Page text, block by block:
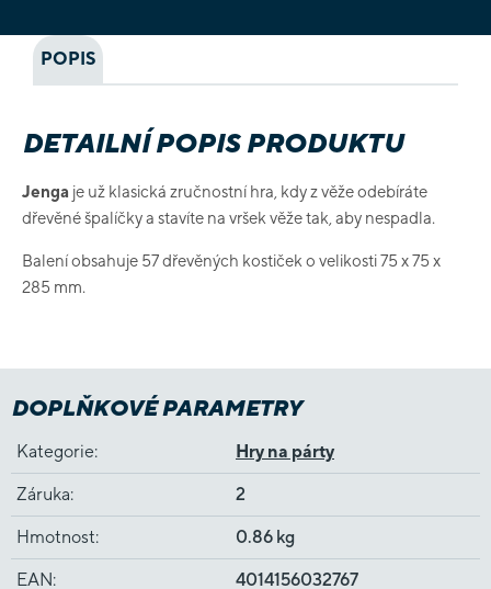
POPIS
DETAILNÍ POPIS PRODUKTU
Jenga je už klasická zručnostní hra, kdy z věže odebíráte
dřevěné špalíčky a stavíte na vršek věže tak, aby nespadla.
Balení obsahuje 57 dřevěných kostiček o velikosti 75 x 75 x
285 mm.
DOPLŇKOVÉ PARAMETRY
Kategorie: Hry na párty
Záruka: 2
Hmotnost: 0.86 kg
EAN: 4014156032767